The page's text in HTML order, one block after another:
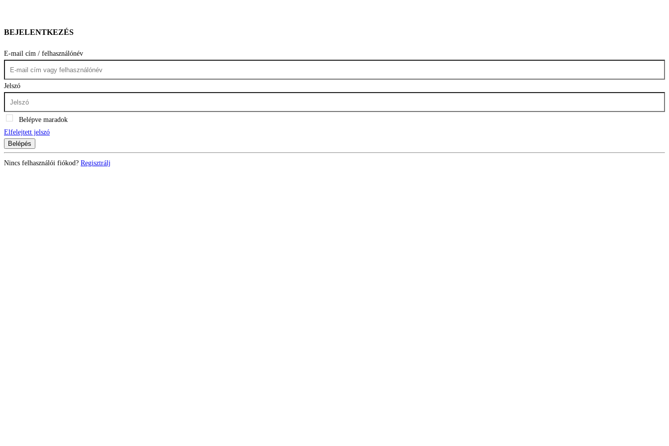
BEJELENTKEZÉS
E-mail cím / felhasználónév
Jelszó
Belépve maradok
Elfelejtett jelszó
Belépés
Nincs felhasználói fiókod? Regisztrálj